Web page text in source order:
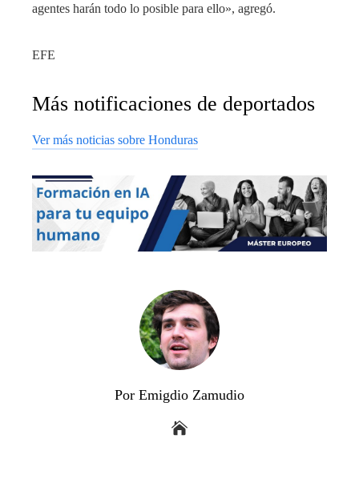
agentes harán todo lo posible para ello», agregó.
EFE
Más notificaciones de deportados
Ver más noticias sobre Honduras
Por Emigdio Zamudio